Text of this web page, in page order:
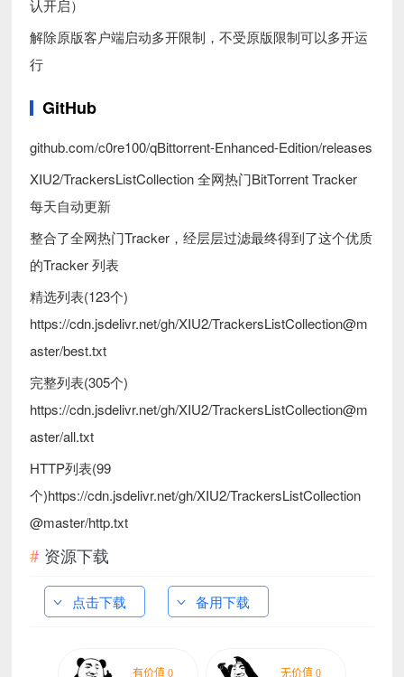
认开启）
解除原版客户端启动多开限制，不受原版限制可以多开运
行
GitHub
github.com/c0re100/qBittorrent-Enhanced-Edition/releases
XIU2/TrackersListCollection 全网热门BitTorrent Tracker
每天自动更新
整合了全网热门Tracker，经层层过滤最终得到了这个优质
的Tracker 列表
精选列表(123个)
https://cdn.jsdelivr.net/gh/XIU2/TrackersListCollection@m
aster/best.txt
完整列表(305个)
https://cdn.jsdelivr.net/gh/XIU2/TrackersListCollection@m
aster/all.txt
HTTP列表(99
个)https://cdn.jsdelivr.net/gh/XIU2/TrackersListCollection
@master/http.txt
资源下载
点击下载 备用下载